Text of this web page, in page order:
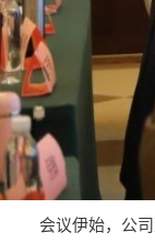
会议伊始，公司董